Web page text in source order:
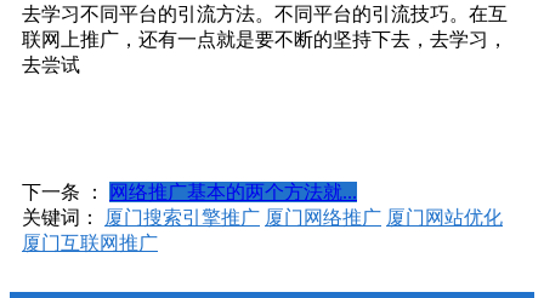
去学习不同平台的引流方法。不同平台的引流技巧。在互
联网上推广，还有一点就是要不断的坚持下去，去学习，
去尝试
下一条 ：
网络推广基本的两个方法就...
关键词：
厦门搜索引擎推广 厦门网络推广 厦门网站优化
厦门互联网推广